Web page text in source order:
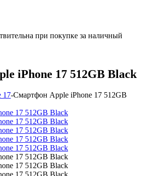
при покупке за наличный
iPhone 17 512GB Black
17-Смартфон Apple iPhone 17 512GB